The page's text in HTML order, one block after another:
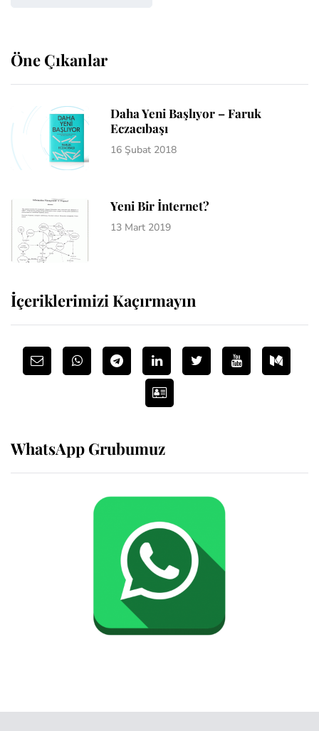
Öne Çıkanlar
Daha Yeni Başlıyor – Faruk
Eczacıbaşı
16 Şubat 2018
Yeni Bir İnternet?
13 Mart 2019
İçeriklerimizi Kaçırmayın
WhatsApp Grubumuz